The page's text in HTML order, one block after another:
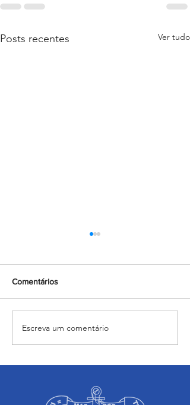
Posts recentes Ver tudo
“Maria caminha nesta
voltadas ao mês mariano.
Comentários
Escreva um comentário